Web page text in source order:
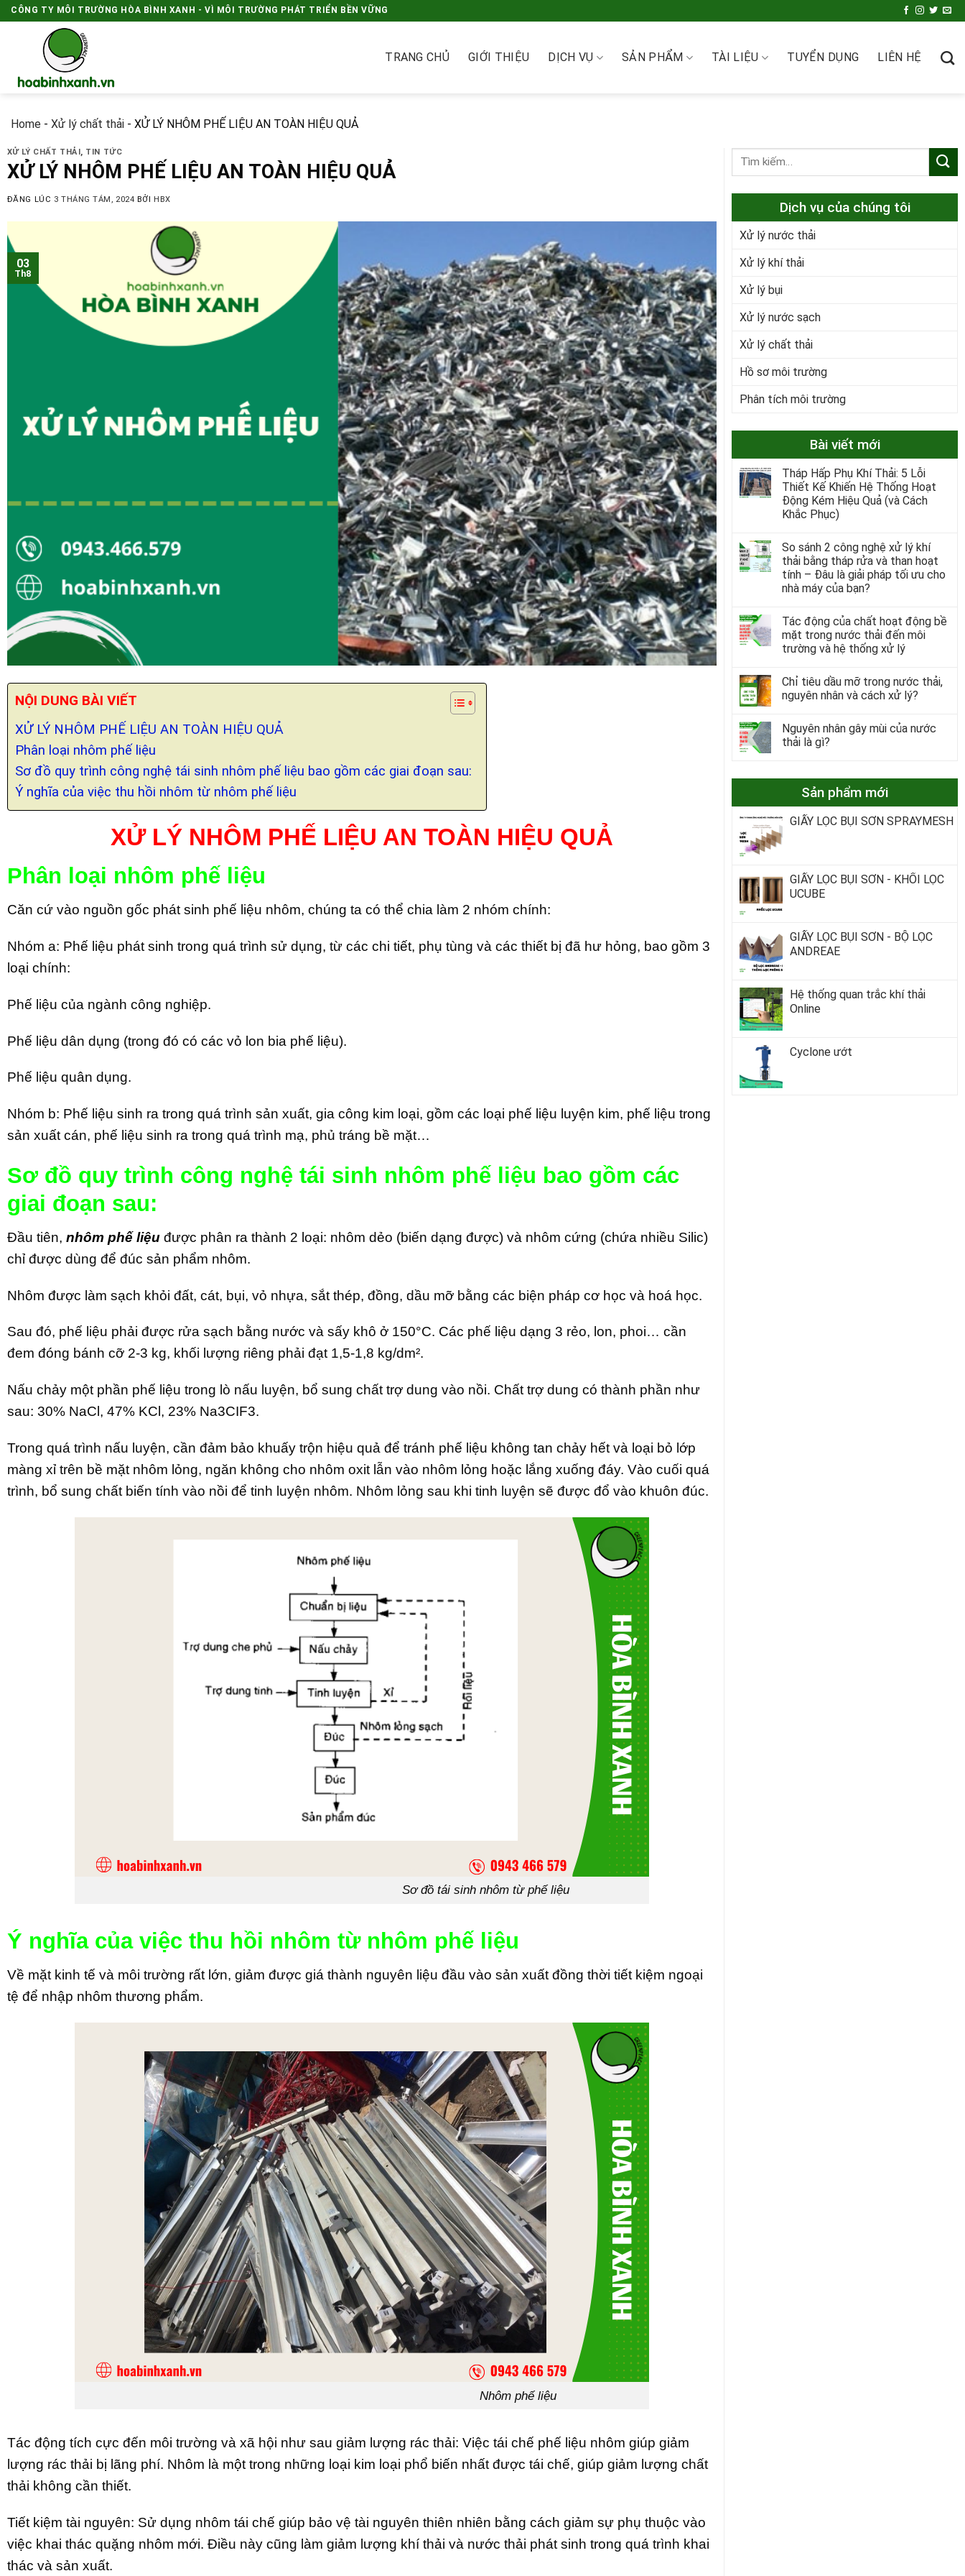
Skip
to
CÔNG TY MÔI TRƯỜNG HÒA BÌNH XANH - VÌ MÔI TRƯỜNG PHÁT TRIỂN BỀN VỮNG
TRANG CHỦ GIỚI THIỆU DỊCH VỤ SẢN PHẨM TÀI LIỆU TUYỂN DỤNG LIÊN HỆ
Home - Xử lý chất thải - XỬ LÝ NHÔM PHẾ LIỆU AN TOÀN HIỆU QUẢ
XỬ LÝ CHẤT THẢI, TIN TỨC
XỬ LÝ NHÔM PHẾ LIỆU AN TOÀN HIỆU QUẢ
ĐĂNG LÚC 3 THÁNG TÁM, 2024 BỞI HBX
03
Th8
NỘI DUNG BÀI VIẾT
XỬ LÝ NHÔM PHẾ LIỆU AN TOÀN HIỆU QUẢ
Phân loại nhôm phế liệu
Sơ đồ quy trình công nghệ tái sinh nhôm phế liệu bao gồm các giai đoạn sau:
Ý nghĩa của việc thu hồi nhôm từ nhôm phế liệu
XỬ LÝ NHÔM PHẾ LIỆU AN TOÀN HIỆU QUẢ
Phân loại nhôm phế liệu
Căn cứ vào nguồn gốc phát sinh phế liệu nhôm, chúng ta có thể chia làm 2 nhóm chính:
Nhóm a: Phế liệu phát sinh trong quá trình sử dụng, từ các chi tiết, phụ tùng và các thiết bị đã hư hỏng, bao gồm 3
loại chính:
Phế liệu của ngành công nghiệp.
Phế liệu dân dụng (trong đó có các vỏ lon bia phế liệu).
Phế liệu quân dụng.
Nhóm b: Phế liệu sinh ra trong quá trình sản xuất, gia công kim loại, gồm các loại phế liệu luyện kim, phế liệu trong
sản xuất cán, phế liệu sinh ra trong quá trình mạ, phủ tráng bề mặt…
Sơ đồ quy trình công nghệ tái sinh nhôm phế liệu bao gồm các
giai đoạn sau:
Đầu tiên, nhôm phế liệuđược phân ra thành 2 loại: nhôm dẻo (biến dạng được) và nhôm cứng (chứa nhiều Silic)
chỉ được dùng để đúc sản phẩm nhôm.
Nhôm được làm sạch khỏi đất, cát, bụi, vỏ nhựa, sắt thép, đồng, dầu mỡ bằng các biện pháp cơ học và hoá học.
Sau đó, phế liệu phải được rửa sạch bằng nước và sấy khô ở 150°C. Các phế liệu dạng 3 rẻo, lon, phoi… cần
đem đóng bánh cỡ 2-3 kg, khối lượng riêng phải đạt 1,5-1,8 kg/dm².
Nấu chảy một phần phế liệu trong lò nấu luyện, bổ sung chất trợ dung vào nồi. Chất trợ dung có thành phần như
sau: 30% NaCl, 47% KCl, 23% Na3CIF3.
Trong quá trình nấu luyện, cần đảm bảo khuấy trộn hiệu quả để tránh phế liệu không tan chảy hết và loại bỏ lớp
màng xỉ trên bề mặt nhôm lỏng, ngăn không cho nhôm oxit lẫn vào nhôm lỏng hoặc lắng xuống đáy. Vào cuối quá
trình, bổ sung chất biến tính vào nồi để tinh luyện nhôm. Nhôm lỏng sau khi tinh luyện sẽ được đổ vào khuôn đúc.
Sơ đồ tái sinh nhôm từ phế liệu
Ý nghĩa của việc thu hồi nhôm từ nhôm phế liệu
Về mặt kinh tế và môi trường rất lớn, giảm được giá thành nguyên liệu đầu vào sản xuất đồng thời tiết kiệm ngoại
tệ để nhập nhôm thương phẩm.
Nhôm phế liệu
Tác động tích cực đến môi trường và xã hội như sau giảm lượng rác thải: Việc tái chế phế liệu nhôm giúp giảm
lượng rác thải bị lãng phí. Nhôm là một trong những loại kim loại phổ biến nhất được tái chế, giúp giảm lượng chất
thải không cần thiết.
Tiết kiệm tài nguyên: Sử dụng nhôm tái chế giúp bảo vệ tài nguyên thiên nhiên bằng cách giảm sự phụ thuộc vào
việc khai thác quặng nhôm mới. Điều này cũng làm giảm lượng khí thải và nước thải phát sinh trong quá trình khai
thác và sản xuất.
Dịch vụ của chúng tôi
Xử lý nước thải
Xử lý khí thải
Xử lý bụi
Xử lý nước sạch
Xử lý chất thải
Hồ sơ môi trường
Phân tích môi trường
Bài viết mới
Tháp Hấp Phụ Khí Thải: 5 Lỗi
Thiết Kế Khiến Hệ Thống Hoạt
Động Kém Hiệu Quả (và Cách
Khắc Phục)
So sánh 2 công nghệ xử lý khí
thải bằng tháp rửa và than hoạt
tính – Đâu là giải pháp tối ưu cho
nhà máy của bạn?
Tác động của chất hoạt động bề
mặt trong nước thải đến môi
trường và hệ thống xử lý
Chỉ tiêu dầu mỡ trong nước thải,
nguyên nhân và cách xử lý?
Nguyên nhân gây mùi của nước
thải là gì?
Sản phẩm mới
GIẤY LỌC BỤI SƠN SPRAYMESH
GIẤY LỌC BỤI SƠN - KHỐI LỌC
UCUBE
GIẤY LỌC BỤI SƠN - BỘ LỌC
ANDREAE
Hệ thống quan trắc khí thải
Online
Cyclone ướt